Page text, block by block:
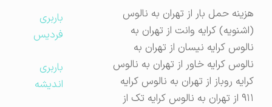
هزینه حمل بار از تهران به نالوس
(اشنویه) کرایه وانت از تهران به
نالوس کرایه نیسان از تهران به
نالوس کرایه خاور از تهران به نالوس
کرایه روباز از تهران به نالوس کرایه
۹۱۱ از تهران به نالوس کرایه تک از
باربری
فردیس
باربری
اندیشه